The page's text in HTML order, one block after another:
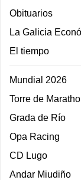
Obituarios
La Galicia
El tiempo
Mundial 2026
Torre de
Grada de Río
Opa Racing
CD Lugo
Andar Miudiño